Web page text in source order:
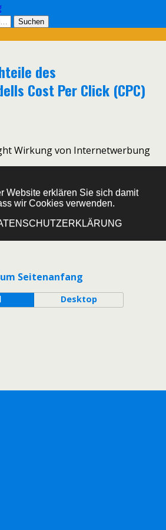
des
Cost Per Click (CPC)
Wirkung von Internetwerbung
Website erklären Sie sich damit
wir Cookies verwenden.
Seitenanfang
Desktop